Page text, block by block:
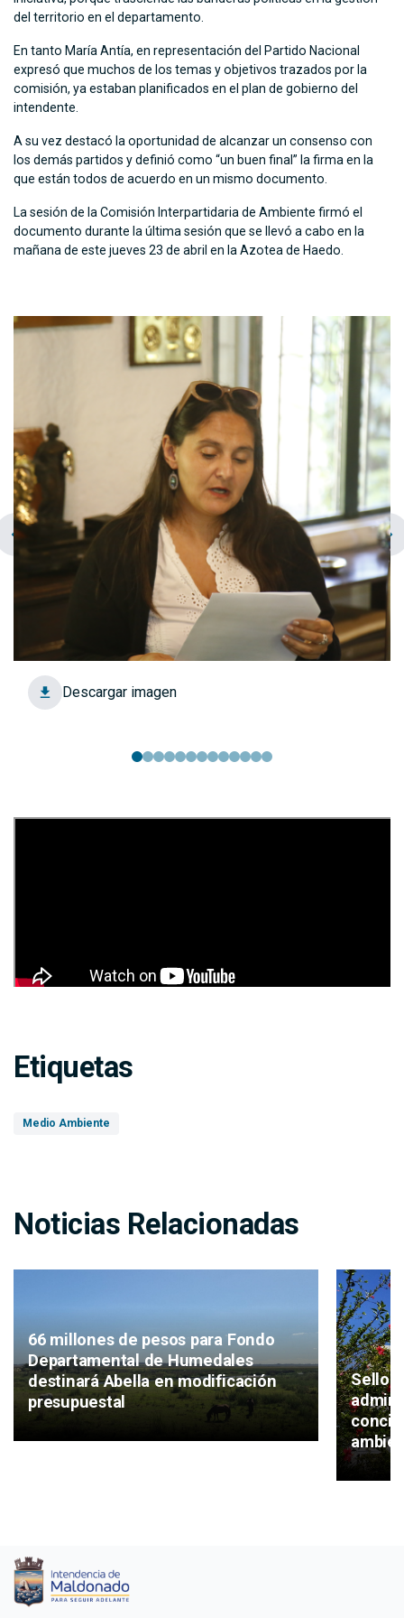
del territorio en el departamento.
En tanto María Antía, en representación del Partido Nacional
expresó que muchos de los temas y objetivos trazados por la
comisión, ya estaban planificados en el plan de gobierno del
intendente.
A su vez destacó la oportunidad de alcanzar un consenso con
los demás partidos y definió como “un buen final” la firma en la
que están todos de acuerdo en un mismo documento.
La sesión de la Comisión Interpartidaria de Ambiente firmó el
documento durante la última sesión que se llevó a cabo en la
mañana de este jueves 23 de abril en la Azotea de Haedo.
Descargar imagen
chevron_left navigate_next
Etiquetas
Medio Ambiente
Noticias Relacionadas
66 millones de pesos para Fondo
Departamental de Humedales
destinará Abella en modificación
presupuestal
Sello